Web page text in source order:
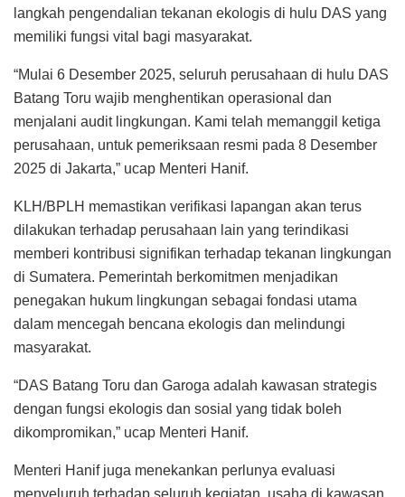
langkah pengendalian tekanan ekologis di hulu DAS yang
memiliki fungsi vital bagi masyarakat.
“Mulai 6 Desember 2025, seluruh perusahaan di hulu DAS
Batang Toru wajib menghentikan operasional dan
menjalani audit lingkungan. Kami telah memanggil ketiga
perusahaan, untuk pemeriksaan resmi pada 8 Desember
2025 di Jakarta,” ucap Menteri Hanif.
KLH/BPLH memastikan verifikasi lapangan akan terus
dilakukan terhadap perusahaan lain yang terindikasi
memberi kontribusi signifikan terhadap tekanan lingkungan
di Sumatera. Pemerintah berkomitmen menjadikan
penegakan hukum lingkungan sebagai fondasi utama
dalam mencegah bencana ekologis dan melindungi
masyarakat.
“DAS Batang Toru dan Garoga adalah kawasan strategis
dengan fungsi ekologis dan sosial yang tidak boleh
dikompromikan,” ucap Menteri Hanif.
Menteri Hanif juga menekankan perlunya evaluasi
menyeluruh terhadap seluruh kegiatan. usaha di kawasan